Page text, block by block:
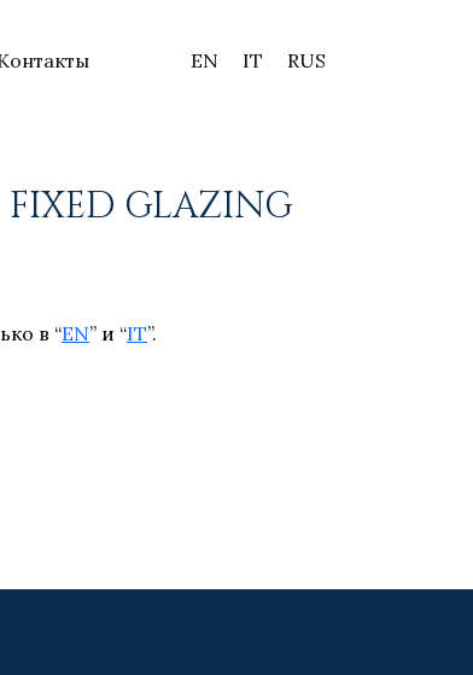
EN IT RUS
FIXED GLAZING
в “EN” и “IT”.